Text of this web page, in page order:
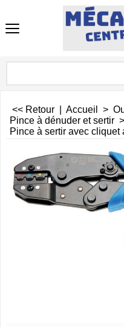
<< Retour Accueil >
Pince à dénuder et sertir >
Pince à sertir avec cliquet